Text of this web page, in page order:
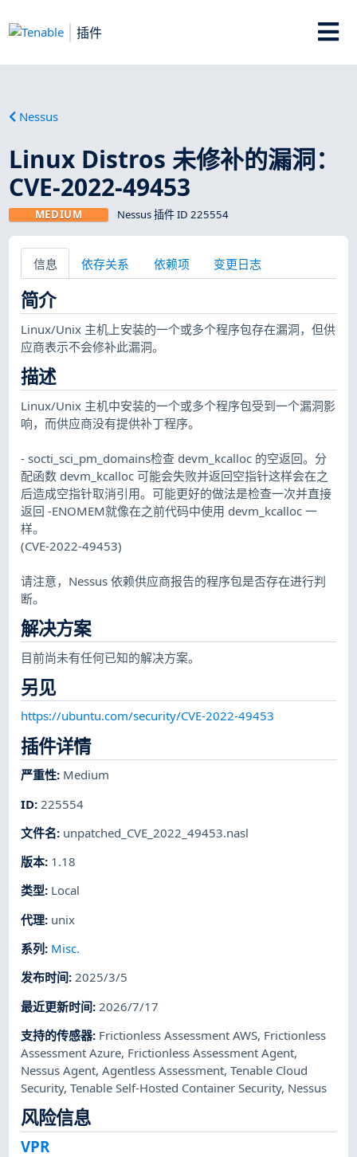
插件
Nessus
Linux Distros 未修补的漏洞：
CVE-2022-49453
MEDIUM Nessus 插件 ID 225554
信息 依存关系 依赖项 变更日志
简介
Linux/Unix 主机上安装的一个或多个程序包存在漏洞，但供
应商表示不会修补此漏洞。
描述
Linux/Unix 主机中安装的一个或多个程序包受到一个漏洞影
响，而供应商没有提供补丁程序。
- socti_sci_pm_domains检查 devm_kcalloc 的空返回。分
配函数 devm_kcalloc 可能会失败并返回空指针这样会在之
后造成空指针取消引用。可能更好的做法是检查一次并直接
返回 -ENOMEM就像在之前代码中使用 devm_kcalloc 一
样。
(CVE-2022-49453)
请注意，Nessus 依赖供应商报告的程序包是否存在进行判
断。
解决方案
目前尚未有任何已知的解决方案。
另见
https://ubuntu.com/security/CVE-2022-49453
插件详情
严重性: Medium
ID: 225554
文件名: unpatched_CVE_2022_49453.nasl
版本: 1.18
类型: Local
代理: unix
系列 : Misc.
发布时间:2025/3/5
最近更新时间: 2026/7/17
支持的传感器: Frictionless Assessment AWS, Frictionless
Assessment Azure, Frictionless Assessment Agent,
Nessus Agent,Agentless Assessment,Tenable Cloud
Security,Tenable Self-Hosted Container Security, Nessus
风险信息
VPR